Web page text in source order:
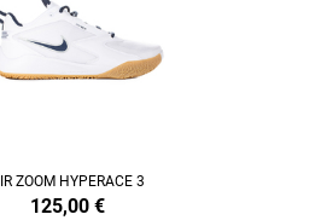
ZOOM HYPERACE 3
125,00 €